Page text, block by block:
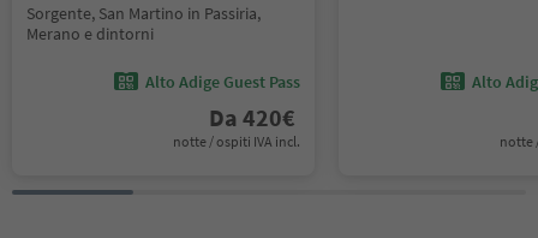
Sorgente, San Martino in Passiria,
Merano e dintorni
Alto Adige Guest Pass
Da 420€
notte / ospiti IVA incl.
Alto
notte